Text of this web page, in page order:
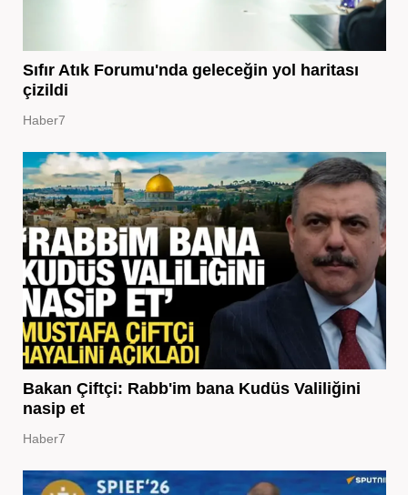
Sıfır Atık Forumu'nda geleceğin yol haritası
çizildi
Haber7
Bakan Çiftçi: Rabb'im bana Kudüs Valiliğini
nasip et
Haber7